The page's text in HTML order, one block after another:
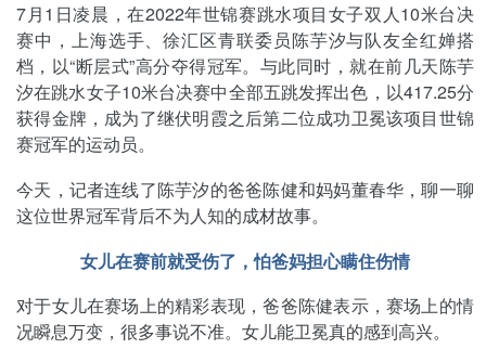
7月1日凌晨，在2022年世锦赛跳水项目女子双人10米台决
赛中，上海选手、徐汇区青联委员陈芋汐与队友全红婵搭
档，以“断层式”高分夺得冠军。与此同时，就在前几天陈芋
汐在跳水女子10米台决赛中全部五跳发挥出色，以417.25分
获得金牌，成为了继伏明霞之后第二位成功卫冕该项目世锦
赛冠军的运动员。
今天，记者连线了陈芋汐的爸爸陈健和妈妈董春华，聊一聊
这位世界冠军背后不为人知的成材故事。
女儿在赛前就受伤了，怕爸妈担心瞒住伤情
对于女儿在赛场上的精彩表现，爸爸陈健表示，赛场上的情
况瞬息万变，很多事说不准。女儿能卫冕真的感到高兴。